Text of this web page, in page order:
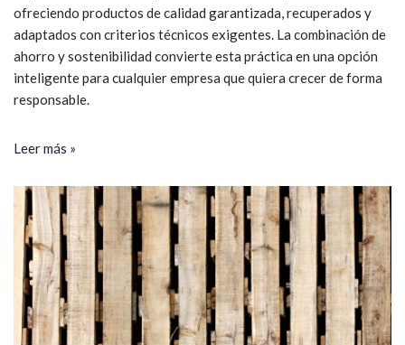
ofreciendo productos de calidad garantizada, recuperados y
adaptados con criterios técnicos exigentes. La combinación de
ahorro y sostenibilidad convierte esta práctica en una opción
inteligente para cualquier empresa que quiera crecer de forma
responsable.
Leer más »